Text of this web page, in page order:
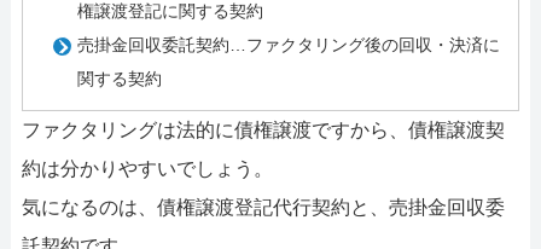
権譲渡登記に関する契約
売掛金回収委託契約…ファクタリング後の回収・決済に
関する契約
ファクタリングは法的に債権譲渡ですから、債権譲渡契
約は分かりやすいでしょう。
気になるのは、債権譲渡登記代行契約と、売掛金回収委